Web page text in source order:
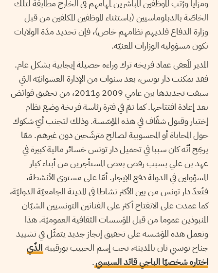
ومزايا ورُتب الموظفين المباشرين لمهامهم في الخارج مطابقة لتلك
الخاصّة بالدبلوماسيين (باستثناء الموظفين المكلفين من قبل
وزارة الدفاع فلديهم نظامهم خاص)، فإن تحديد مدّة الولايات
تكون مسؤولية الوزارات المعنيّة.
المدير المُعفى عماد فريخه ترك وراءه حصيلة إيجابية بشكل عام.
فقد تمكنت دار تونس، بعد سنوات من الإدارة العشوائيّة التي
سبقت تجديدها بين عامي 2009 و2011، من تحقيق فوائض
بعد إعادة افتتاحها. كما تمّ في فترة رئاسة فريخة وضع نظام
إختيار وقبول شفّاف في هذه المؤسّسة. وذلك لتجنب أيّ شكوك
حول المحاباة أو المحسوبية لصالح مترشّحين دون غيرهم. ممّا
يرجّح أنّه كان سببا في تحميل دار تونس خسائر مالية كبيرة في
عهد بن علي بسبب رفض بعض المستأجرين من أبناء كبار
المسؤولين في الدولة دفع الإيجار. أمّا على مستوى الأنشطة،
فتُعدّ دار تونس من بين الأكثر نشاطا في المدينة الجامعيّة الدوليّة،
كما عمدت على الانفتاح أكثر على الفنانين التونسيين الشبّان
المنبوذين عموما من قبل المؤسسات الثقافية العموميّة. هذا
وتعمل هذه المؤسّسة على تحقيق إنجاز جديد يتمثّل في تشييد
جناح تونسي ثان بالمدينة، تحت إسم الحبيب بورقيبة الذّي
اختاره شخصيّا الباجي قائد السبسي.